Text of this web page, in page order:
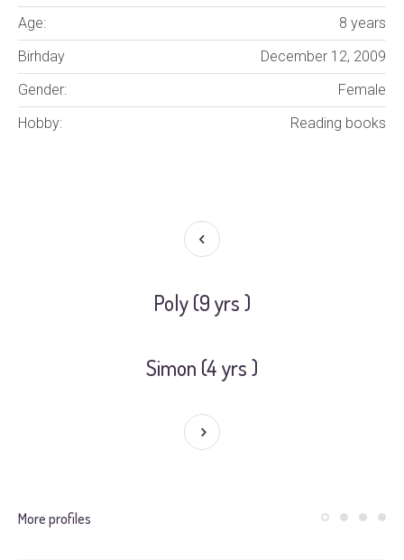
Age:
8 years
Birhday
December 12, 2009
Gender:
Female
Hobby:
Reading books
Poly (9 yrs )
Simon (4 yrs )
More profiles